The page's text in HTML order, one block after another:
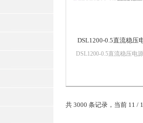
DSL1200-0.5直流稳压
DSL1200-0.5直流稳压电
3000W的功率密度仅1U尺
共 3000 条记录，当前 11 /